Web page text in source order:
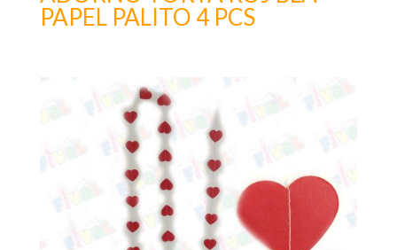
PAPEL PALITO 4 PCS